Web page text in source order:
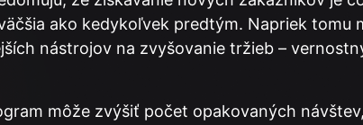
ako kedykoľvek predtým. Napriek tomu
nástrojov na zvyšovanie tržieb –
môže zvýšiť počet opakovaných